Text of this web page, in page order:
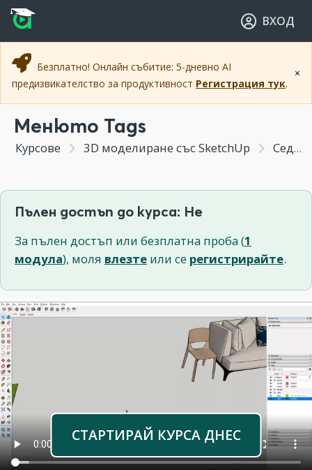
Прескочи към основното съдържание
Прескочи към навигацията
ВХОД
×
Безплатно! Онлайн събитие: 5-дневно AI
предизвикателство за продуктивност Регистрация тук.
Менюто Tags
Курсове 3D моделиране със SketchUp Седмица 5 - Принцип на Solid моделите
Пълен достъп до курса: Не
За пълен достъп или безплатна проба (1
модула), моля влезте или се регистрирайте.
СТАРТИРАЙ КУРСА ДНЕС